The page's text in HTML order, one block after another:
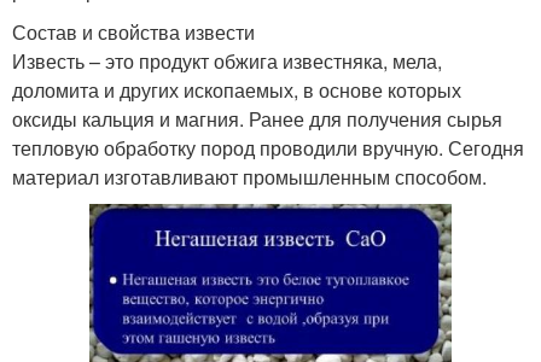
Состав и свойства извести
Известь – это продукт обжига известняка, мела,
доломита и других ископаемых, в основе которых
оксиды кальция и магния. Ранее для получения сырья
тепловую обработку пород проводили вручную. Сегодня
материал изготавливают промышленным способом.